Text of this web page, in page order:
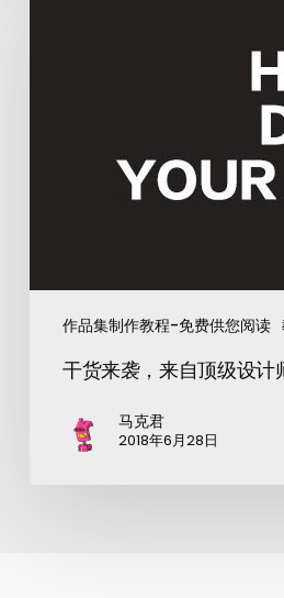
作品集制作教程-免费供您阅读
干货来袭，来自顶级设计
马克君
2018年6月28日